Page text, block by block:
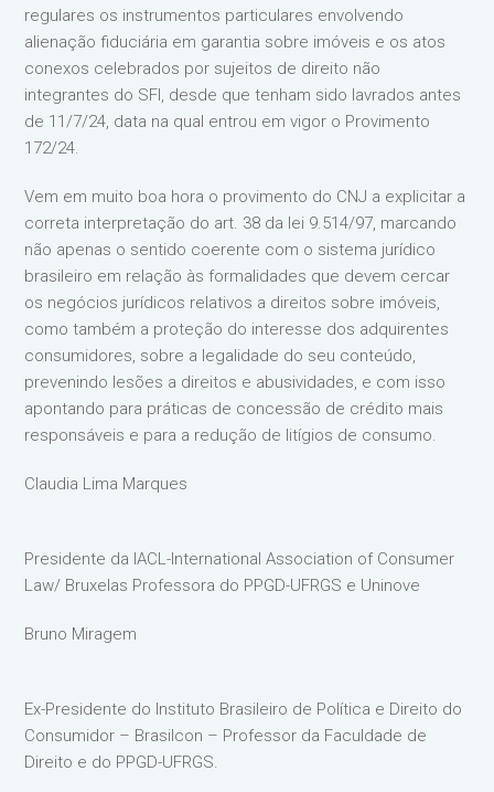
regulares os instrumentos particulares envolvendo
alienação fiduciária em garantia sobre imóveis e os atos
conexos celebrados por sujeitos de direito não
integrantes do SFI, desde que tenham sido lavrados antes
de 11/7/24, data na qual entrou em vigor o Provimento
172/24.
Vem em muito boa hora o provimento do CNJ a explicitar a
correta interpretação do art. 38 da lei 9.514/97, marcando
não apenas o sentido coerente com o sistema jurídico
brasileiro em relação às formalidades que devem cercar
os negócios jurídicos relativos a direitos sobre imóveis,
como também a proteção do interesse dos adquirentes
consumidores, sobre a legalidade do seu conteúdo,
prevenindo lesões a direitos e abusividades, e com isso
apontando para práticas de concessão de crédito mais
responsáveis e para a redução de litígios de consumo.
Claudia Lima Marques
Presidente da IACL-International Association of Consumer
Law/ Bruxelas Professora do PPGD-UFRGS e Uninove
Bruno Miragem
Ex-Presidente do Instituto Brasileiro de Política e Direito do
Consumidor – Brasilcon – Professor da Faculdade de
Direito e do PPGD-UFRGS.